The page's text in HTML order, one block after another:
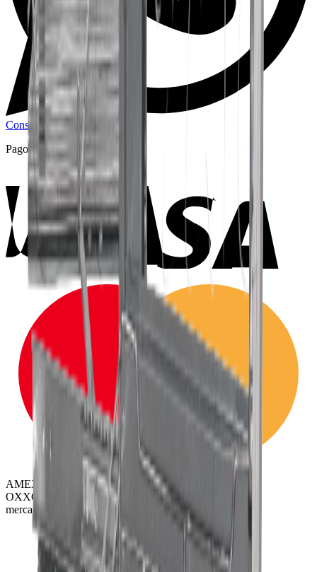
Consultar por WhatsApp
Pago Seguro Garantizado
AMEX
OXXO
mercado